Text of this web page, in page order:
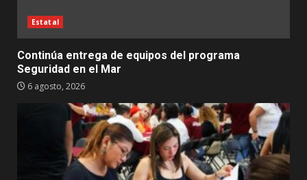
Estatal
Continúa entrega de equipos del programa
Seguridad en el Mar
6 agosto, 2026